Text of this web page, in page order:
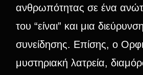
ανθρωπότητας σε ένα
του “είναι” και μια
συνείδησης. Επίσης, ο
μυστηριακή λατρεία,